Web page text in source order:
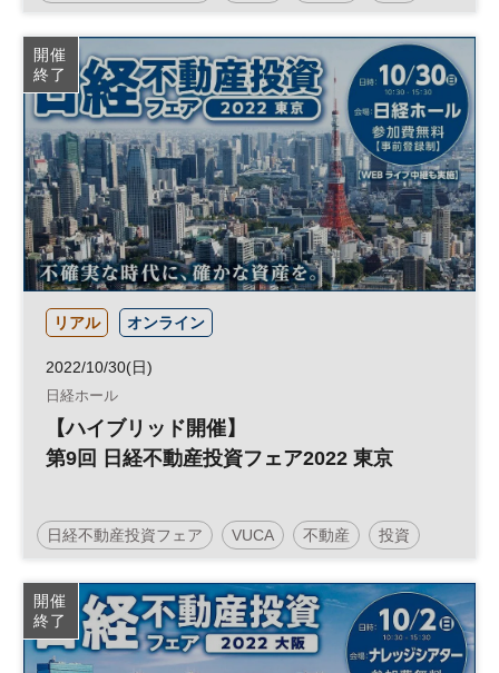
人生100年 人生100年時代
参加無料
開催
終了
リアル オンライン
2022/10/30(日)
日経ホール
【ハイブリッド開催】
第9回 日経不動産投資フェア2022 東京
日経不動産投資フェア VUCA 不動産 投資
人生100年 人生100年時代 参加無料
土日祝開催
開催
終了